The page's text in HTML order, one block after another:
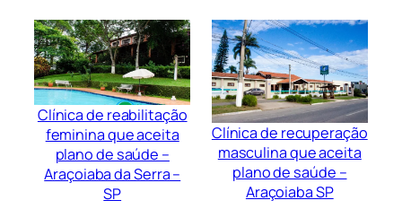
Clínica de reabilitação
feminina que aceita
plano de saúde –
Araçoiaba da Serra –
SP
Clínica de recuperação
masculina que aceita
plano de saúde –
Araçoiaba SP